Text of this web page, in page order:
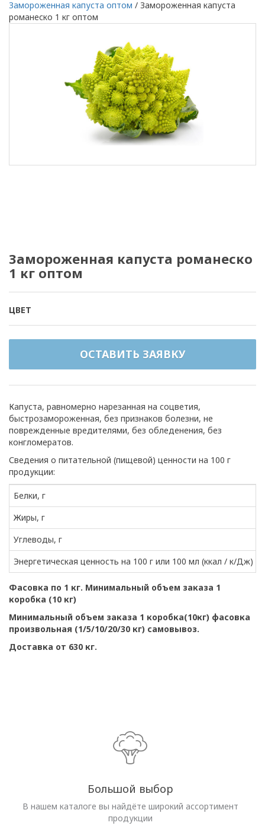
Замороженная капуста оптом / Замороженная капуста
романеско 1 кг оптом
Замороженная капуста романеско
1 кг оптом
ЦВЕТ
ОСТАВИТЬ ЗАЯВКУ
Капуста, равномерно нарезанная на соцветия,
быстрозамороженная, без признаков болезни, не
поврежденные вредителями, без обледенения, без
конгломератов.
Сведения о питательной (пищевой) ценности на 100 г
продукции:
Белки, г
Жиры, г
Углеводы, г
Энергетическая ценность на 100 г или 100 мл (ккал / к/Дж)
Фасовка по 1 кг. Минимальный объем заказа 1
коробка (10 кг)
Минимальный объем заказа 1 коробка(10кг) фасовка
произвольная (1/5/10/20/30 кг) самовывоз.
Доставка от 630 кг.
Большой выбор
В нашем каталоге вы найдёте широкий ассортимент
продукции